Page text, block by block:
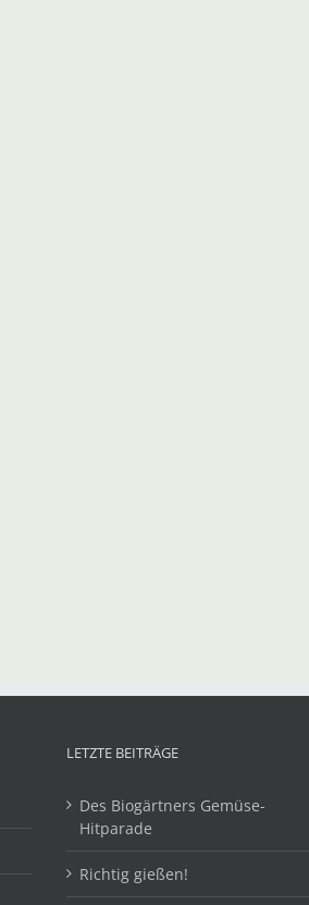
LETZTE BEITRÄGE
Des Biogärtners Gemüse-
Hitparade
Richtig gießen!